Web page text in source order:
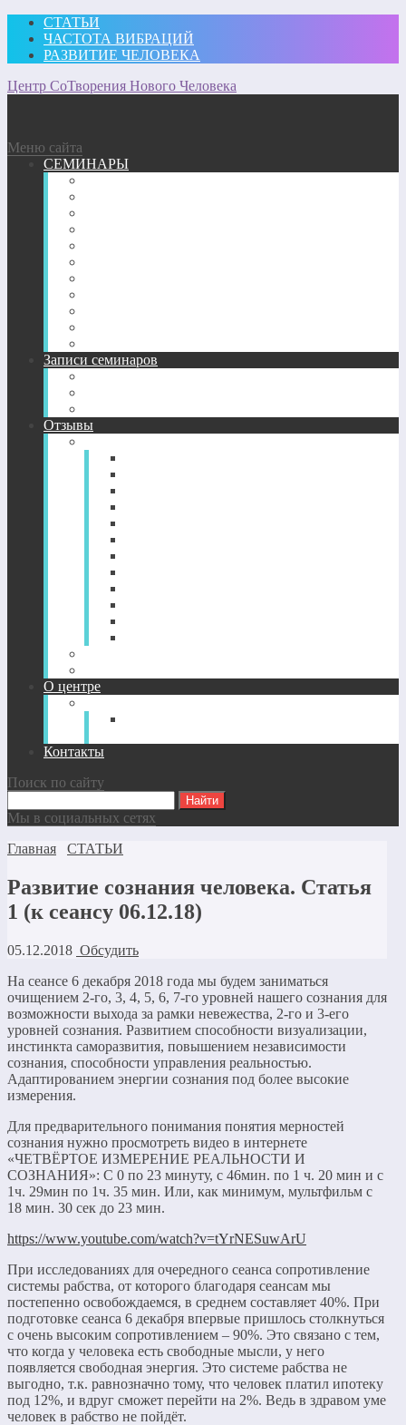
СТАТЬИ
ЧАСТОТА ВИБРАЦИЙ
РАЗВИТИЕ ЧЕЛОВЕКА
Центр СоТворения Нового Человека
Меню сайта
СЕМИНАРЫ
Записи семинаров
Отзывы
О центре
Контакты
Поиск по сайту
Мы в социальных сетях
Главная
СТАТЬИ
Развитие сознания человека. Статья
1 (к сеансу 06.12.18)
05.12.2018 Обсудить
На сеансе 6 декабря 2018 года мы будем заниматься
очищением 2-го, 3, 4, 5, 6, 7-го уровней нашего сознания для
возможности выхода за рамки невежества, 2-го и 3-его
уровней сознания. Развитием способности визуализации,
инстинкта саморазвития, повышением независимости
сознания, способности управления реальностью.
Адаптированием энергии сознания под более высокие
измерения.
Для предварительного понимания понятия мерностей
сознания нужно просмотреть видео в интернете
«ЧЕТВЁРТОЕ ИЗМЕРЕНИЕ РЕАЛЬНОСТИ И
СОЗНАНИЯ»: С 0 по 23 минуту, с 46мин. по 1 ч. 20 мин и с
1ч. 29мин по 1ч. 35 мин. Или, как минимум, мультфильм с
18 мин. 30 сек до 23 мин.
https://www.youtube.com/watch?v=tYrNESuwArU
При исследованиях для очередного сеанса сопротивление
системы рабства, от которого благодаря сеансам мы
постепенно освобождаемся, в среднем составляет 40%. При
подготовке сеанса 6 декабря впервые пришлось столкнуться
с очень высоким сопротивлением – 90%. Это связано с тем,
что когда у человека есть свободные мысли, у него
появляется свободная энергия. Это системе рабства не
выгодно, т.к. равнозначно тому, что человек платил ипотеку
под 12%, и вдруг сможет перейти на 2%. Ведь в здравом уме
человек в рабство не пойдёт.